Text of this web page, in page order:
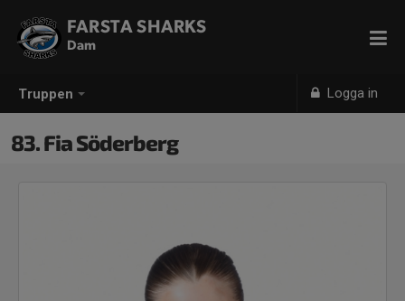
Truppen Logga in
FARSTA SHARKS
Dam
83. Fia Söderberg